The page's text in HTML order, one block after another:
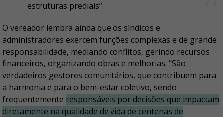
estruturas prediais”.
O vereador lembra ainda que os síndicos e
administradores exercem funções complexas e de grande
responsabilidade, mediando conflitos, gerindo recursos
financeiros, organizando obras e melhorias. “São
verdadeiros gestores comunitários, que contribuem para
a harmonia e para o bem-estar coletivo, sendo
frequentemente responsáveis por decisões que impactam
diretamente na qualidade de vida de centenas de